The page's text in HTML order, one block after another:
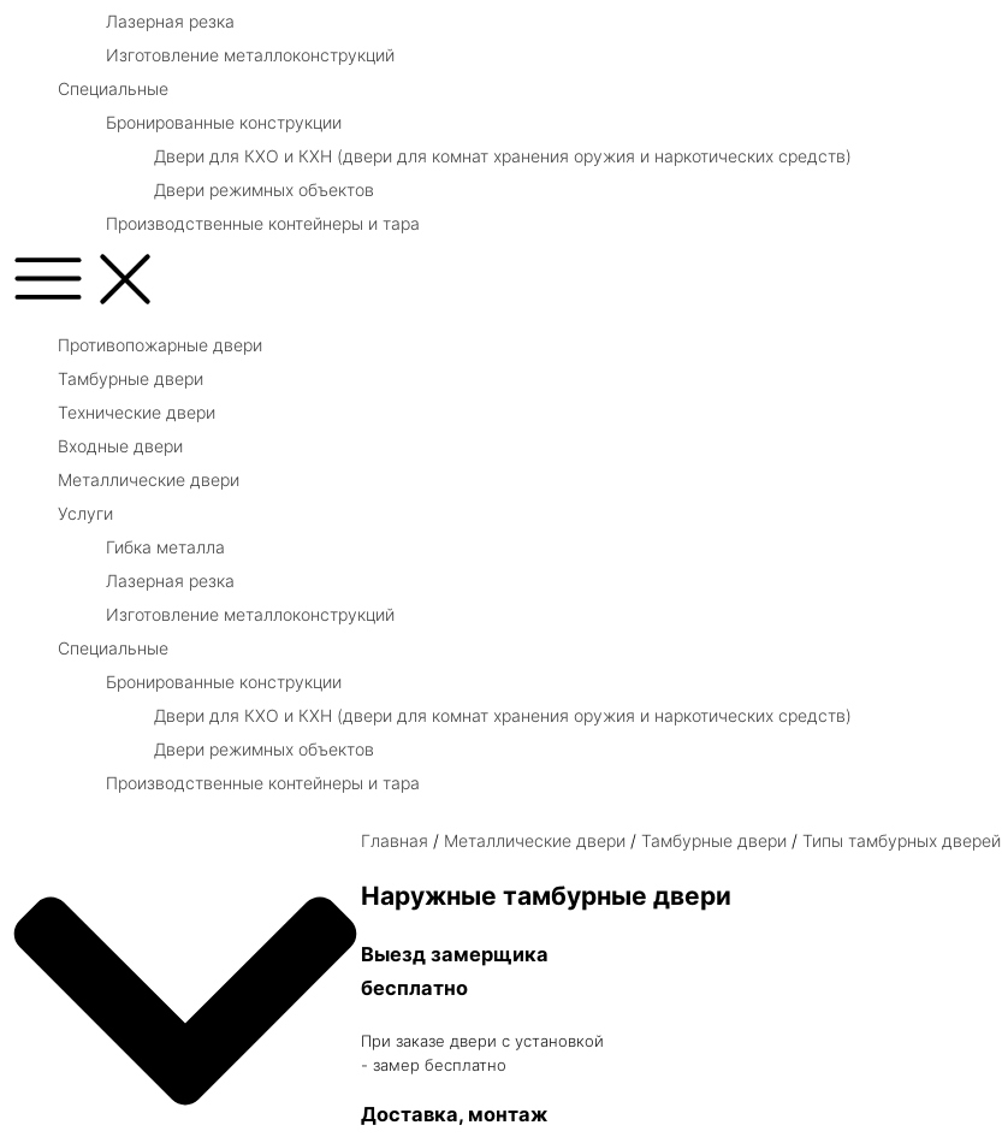
Лазерная резка
Изготовление металлоконструкций
Специальные
Бронированные конструкции
Двери для КХО и КХН (двери для комнат хранения оружия и наркотических средств)
Двери режимных объектов
Производственные контейнеры и тара
Противопожарные двери
Тамбурные двери
Технические двери
Входные двери
Металлические двери
Услуги
Гибка металла
Лазерная резка
Изготовление металлоконструкций
Специальные
Бронированные конструкции
Двери для КХО и КХН (двери для комнат хранения оружия и наркотических средств)
Двери режимных объектов
Производственные контейнеры и тара
Главная / Металлические двери /Тамбурные двери /Типы тамбурных дверей
Наружные тамбурные двери
Выезд замерщика
бесплатно
При заказе двери с установкой
- замер бесплатно
Доставка, монтаж